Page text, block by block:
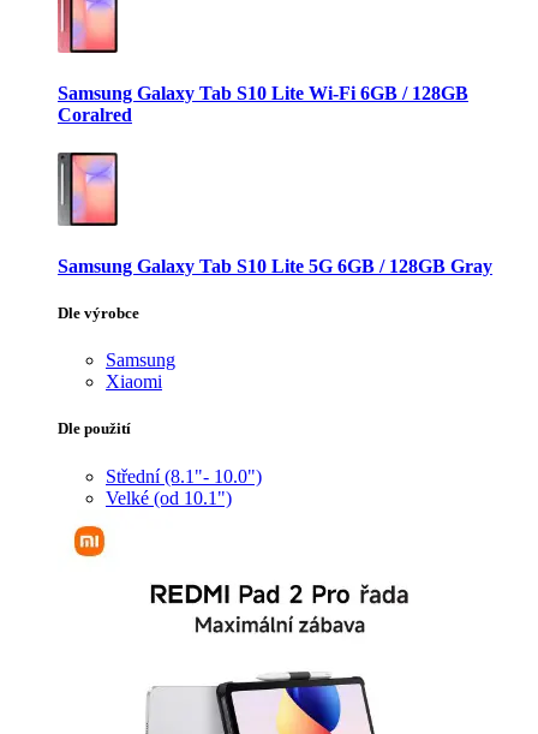
Samsung Galaxy Tab S10 Lite Wi-Fi 6GB / 128GB
Coralred
Samsung Galaxy Tab S10 Lite 5G 6GB / 128GB Gray
Dle výrobce
Samsung
Xiaomi
Dle použití
Střední (8.1"- 10.0")
Velké (od 10.1")